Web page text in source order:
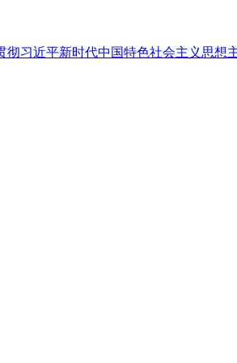
彻习近平新时代中国特色社会主义思想